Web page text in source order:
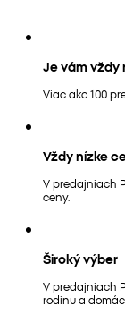
Je vám vždy
Viac ako 100
Vždy nízke
V predajniach
ceny.
Široký výber
V predajniach
rodinu a